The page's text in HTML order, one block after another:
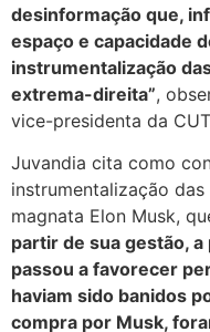
desinformação que,
espaço e capacidade
instrumentalização
extrema-direita”,
vice-presidenta da
Juvandia cita como
instrumentalização
magnata Elon Musk,
partir de sua gestão,
passou a favorecer
haviam sido banidos
compra por Musk,